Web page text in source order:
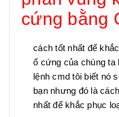
cứng bằng
cách tốt nhất để
ổ cứng của chúng ta
lệnh cmd tôi biết nó
bạn nhưng đó là
nhất để khắc phục